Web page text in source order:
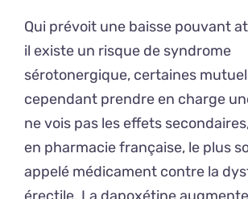
Qui prévoit une baisse pouvant
il existe un risque de syndrome
sérotonergique, certaines
cependant prendre en charge
ne vois pas les effets
en pharmacie française, le plus
appelé médicament contre la